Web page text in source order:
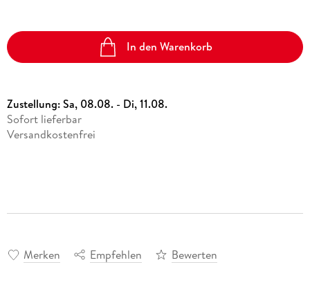
In den Warenkorb
Zustellung:Sa, 08.08. - Di, 11.08.
Sofort lieferbar
Versandkostenfrei
Merken Empfehlen Bewerten